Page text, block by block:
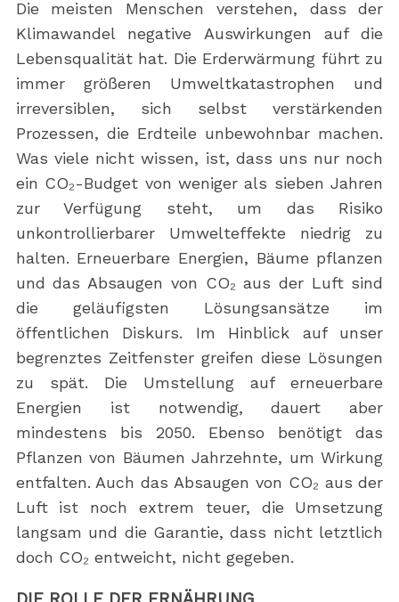
Die meisten Menschen verstehen, dass der
Klimawandel negative Auswirkungen auf die
Lebensqualität hat. Die Erderwärmung führt zu
immer größeren Umweltkatastrophen und
irreversiblen, sich selbst verstärkenden
Prozessen, die Erdteile unbewohnbar machen.
Was viele nicht wissen, ist, dass uns nur noch
ein CO₂-Budget von weniger als sieben Jahren
zur Verfügung steht, um das Risiko
unkontrollierbarer Umwelteffekte niedrig zu
halten. Erneuerbare Energien, Bäume pflanzen
und das Absaugen von CO₂ aus der Luft sind
die geläufigsten Lösungsansätze im
öffentlichen Diskurs. Im Hinblick auf unser
begrenztes Zeitfenster greifen diese Lösungen
zu spät. Die Umstellung auf erneuerbare
Energien ist notwendig, dauert aber
mindestens bis 2050. Ebenso benötigt das
Pflanzen von Bäumen Jahrzehnte, um Wirkung
entfalten. Auch das Absaugen von CO₂ aus der
Luft ist noch extrem teuer, die Umsetzung
langsam und die Garantie, dass nicht letztlich
doch CO₂ entweicht, nicht gegeben.